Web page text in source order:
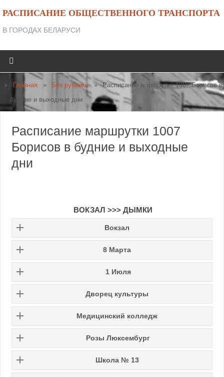
РАСПИСАНИЕ ОБЩЕСТВЕННОГО ТРАНСПОРТА
В ГОРОДАХ БЕЛАРУСИ
Главная » Без рубрики » Расписание маршрутки 1007 Борисов в
будние и выходные дни
Расписание маршрутки 1007
Борисов в будние и выходные
дни
ВОКЗАЛ >>> ДЫМКИ
Вокзал
8 Марта
1 Июля
Дворец культуры
Медицинский колледж
Розы Люксембург
Школа № 13